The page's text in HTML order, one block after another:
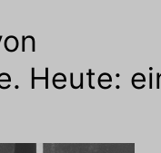
Heute: